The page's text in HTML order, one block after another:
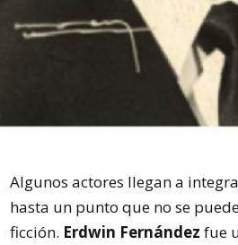
Algunos actores llegan a
hasta un punto que no se
ficción. Erdwin Fernández fue